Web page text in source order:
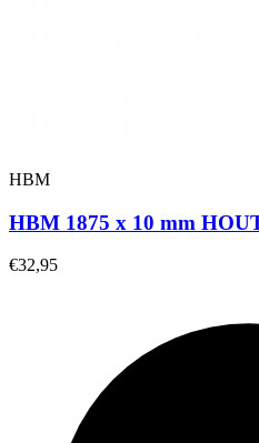
HBM
HBM 1875 x 10 mm
€32,95